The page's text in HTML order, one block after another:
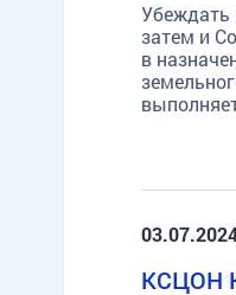
Убеждать
затем и
в
КСЦОН